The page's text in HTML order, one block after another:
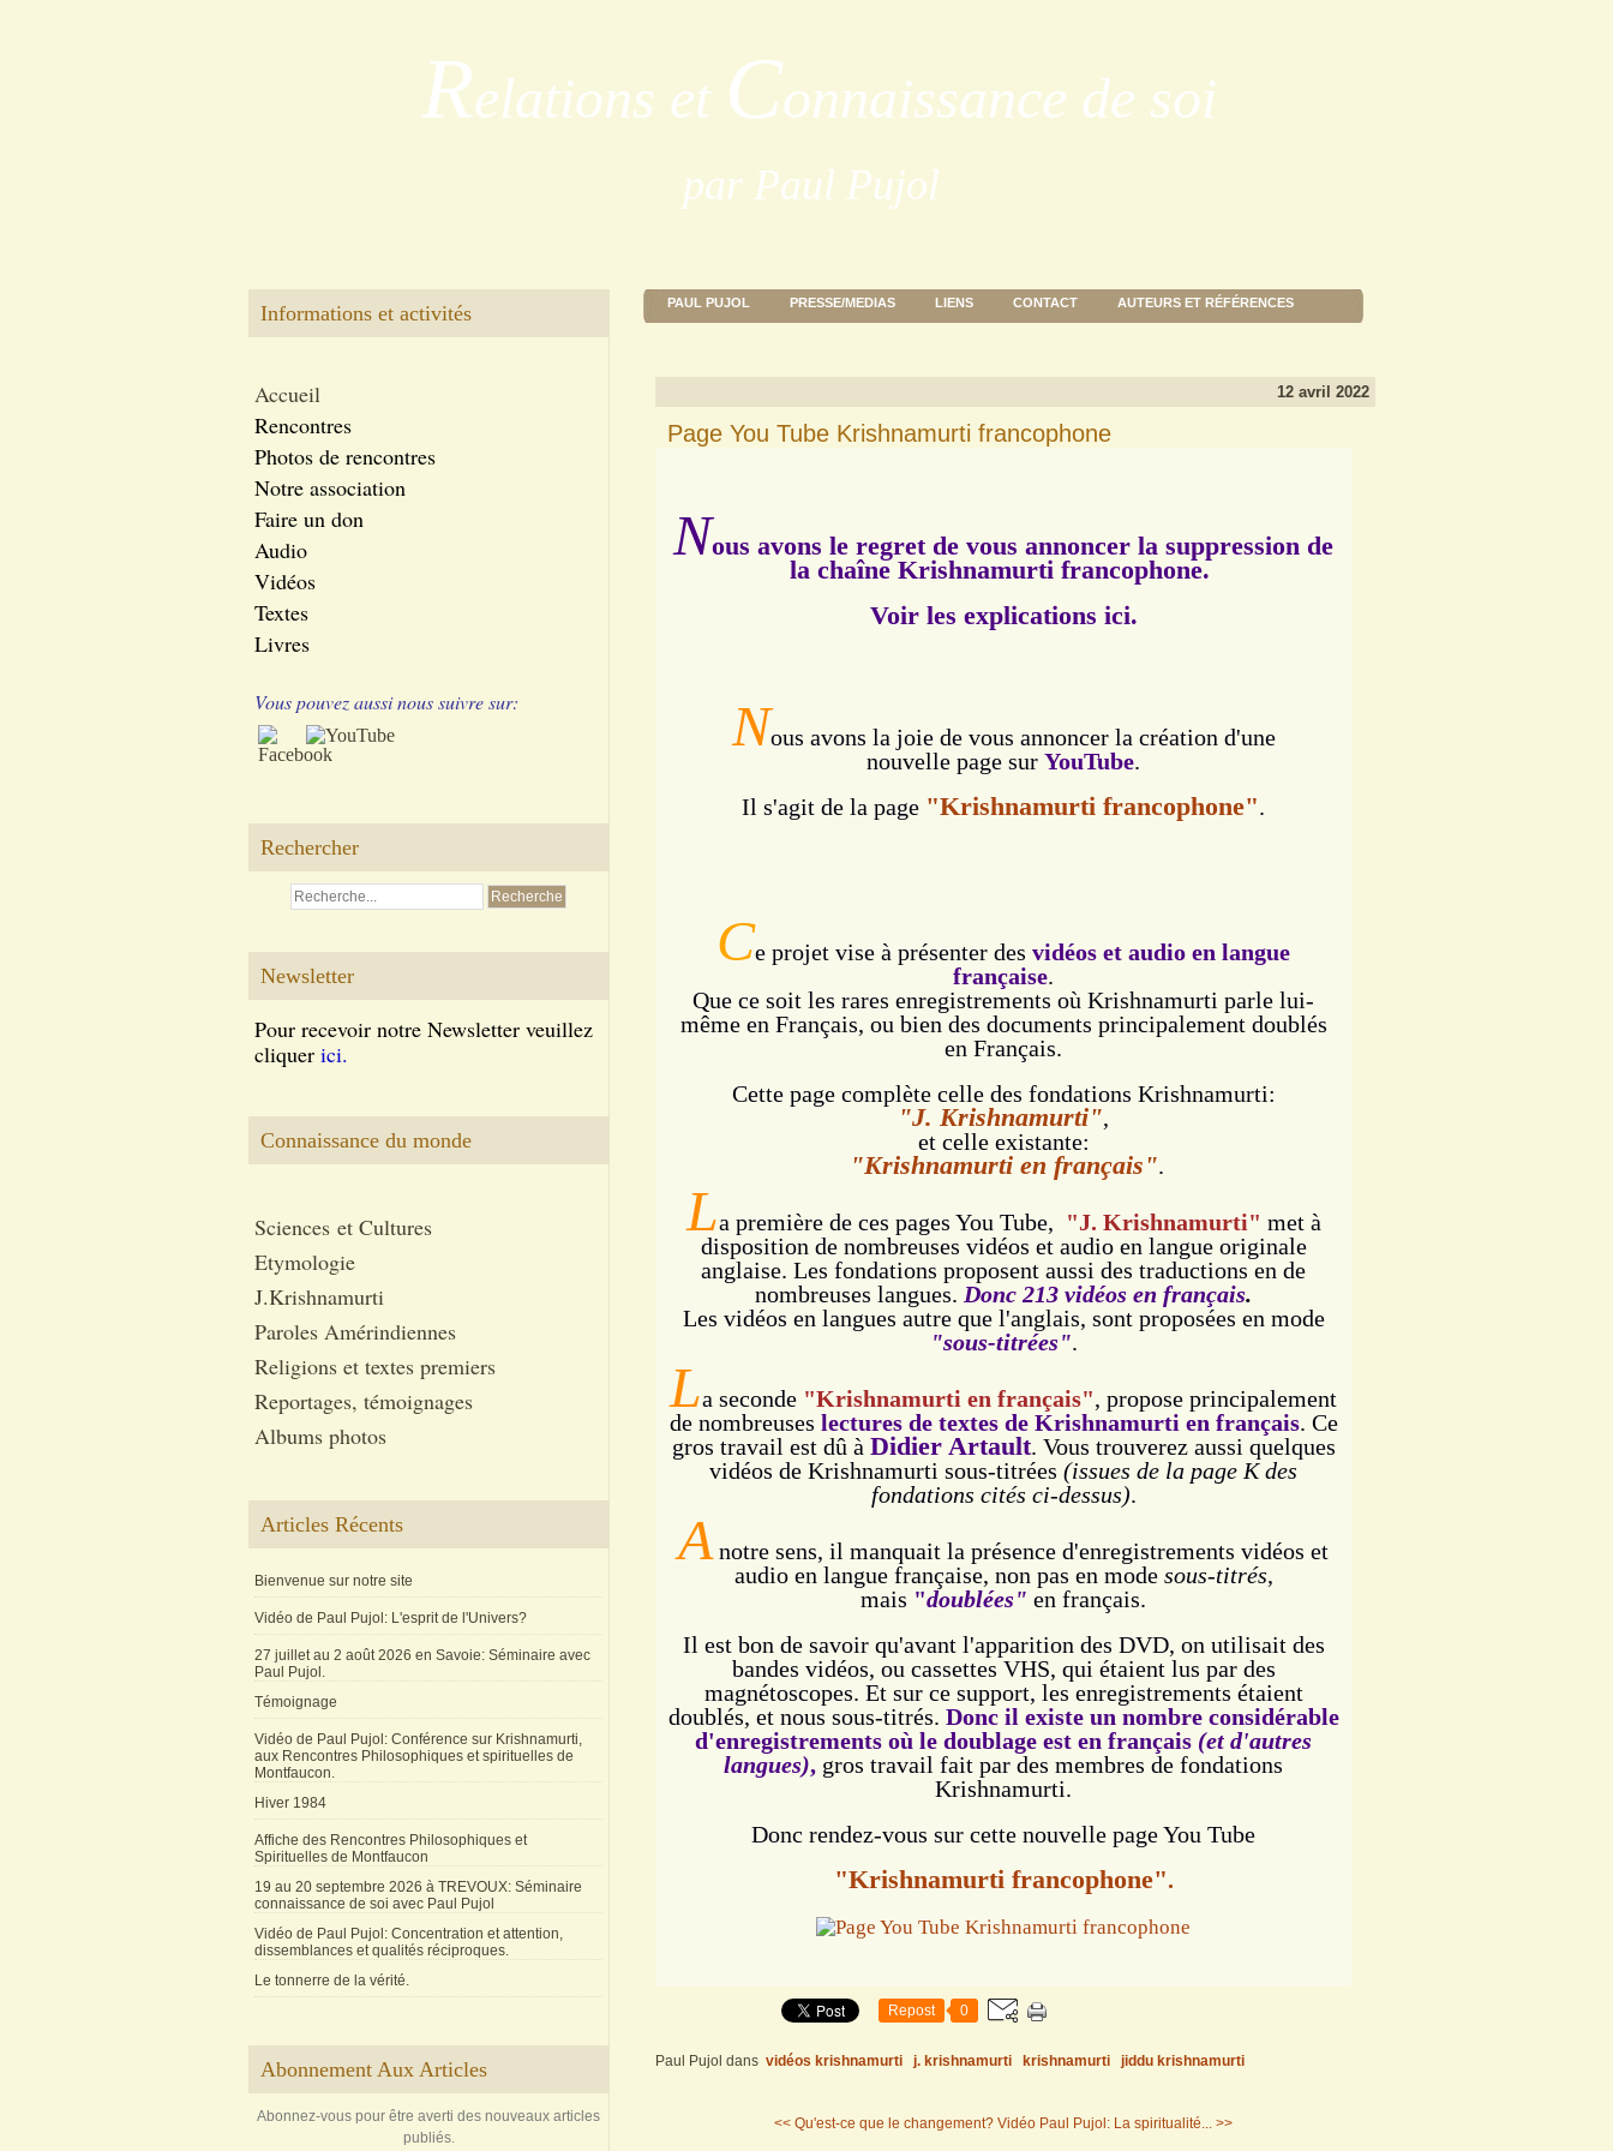
Relations et Connaissance de soi
par Paul Pujol
Informations et activités
Accueil
Rencontres
Photos de rencontres
Notre association
Faire un don
Audio
Vidéos
Textes
Livres
Vous pouvez aussi nous suivre sur:
Rechercher
Newsletter
Pour recevoir notre Newsletter veuillez
cliquer ici.
Connaissance du monde
Sciences et Cultures
Etymologie
J.Krishnamurti
Paroles Amérindiennes
Religions et textes premiers
Reportages, témoignages
Albums photos
Articles Récents
Bienvenue sur notre site
Vidéo de Paul Pujol: L'esprit de l'Univers?
27 juillet au 2 août 2026 en Savoie: Séminaire avec
Paul Pujol.
Témoignage
Vidéo de Paul Pujol: Conférence sur Krishnamurti,
aux Rencontres Philosophiques et spirituelles de
Montfaucon.
Hiver 1984
Affiche des Rencontres Philosophiques et
Spirituelles de Montfaucon
19 au 20 septembre 2026 à TREVOUX: Séminaire
connaissance de soi avec Paul Pujol
Vidéo de Paul Pujol: Concentration et attention,
dissemblances et qualités réciproques.
Le tonnerre de la vérité.
Abonnement Aux Articles
Abonnez-vous pour être averti des nouveaux articles
publiés.
PAUL PUJOL PRESSE/MEDIAS LIENS CONTACT AUTEURS ET RÉFÉRENCES
12 avril 2022
Page You Tube Krishnamurti francophone
Nous avons le regret de vous annoncer la suppression de
la chaîne Krishnamurti francophone.
Voir les explications ici.
Nous avons la joie de vous annoncer la création d'une
nouvelle page sur YouTube.
Il s'agit de la page "Krishnamurti francophone".
Ce projet vise à présenter des vidéos et audio en langue
française.
Que ce soit les rares enregistrements où Krishnamurti parle lui-
même en Français, ou bien des documents principalement doublés
en Français.
Cette page complète celle des fondations Krishnamurti:
"J. Krishnamurti",
et celle existante:
"Krishnamurti en français".
La première de ces pages You Tube, "J. Krishnamurti" met à
disposition de nombreuses vidéos et audio en langue originale
anglaise. Les fondations proposent aussi des traductions en de
nombreuses langues. Donc 213 vidéos en français.
Les vidéos en langues autre que l'anglais, sont proposées en mode
"sous-titrées".
La seconde "Krishnamurti en français", propose principalement
de nombreuses lectures de textes de Krishnamurti en français. Ce
gros travail est dû à Didier Artault. Vous trouverez aussi quelques
vidéos de Krishnamurti sous-titrées (issues de la page K des
fondations cités ci-dessus).
Anotre sens, il manquait la présence d'enregistrements vidéos et
audio en langue française, non pas en mode sous-titrés,
mais "doublées" en français.
Il est bon de savoir qu'avant l'apparition des DVD, on utilisait des
bandes vidéos, ou cassettes VHS, qui étaient lus par des
magnétoscopes. Et sur ce support, les enregistrements étaient
doublés, et nous sous-titrés. Donc il existe un nombre considérable
d'enregistrements où le doublage est en français (et d'autres
langues), gros travail fait par des membres de fondations
Krishnamurti.
Donc rendez-vous sur cette nouvelle page You Tube
"Krishnamurti francophone".
Repost 0
Paul Pujol dans vidéos krishnamurti j. krishnamurti krishnamurti jiddu krishnamurti
<< Qu'est-ce que le changement? Vidéo Paul Pujol: La spiritualité... >>